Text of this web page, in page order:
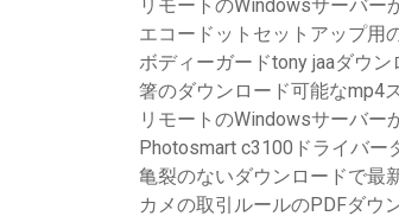
リモートのWindowsサーバー
エコードットセットアップ用
ボディーガードtony jaaダウ
箸のダウンロード可能なmp4
リモートのWindowsサーバー
Photosmart c3100ドライバー
亀裂のないダウンロードで最
カメの取引ルールのPDFダウ